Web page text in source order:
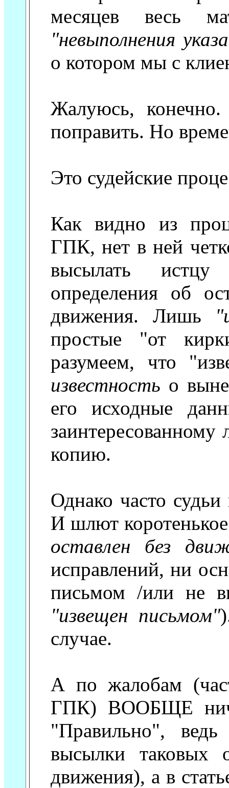
месяцев весь
"невыполнения
о котором мы с
Жалуюсь, конечно.
поправить. Но
Это судейские
Как видно из
ГПК, нет в ней
высылать
определения об
движения. Лишь
простые "от
разумеем, что
известность о
его исходные
заинтересованному
копию.
Однако часто
И шлют
оставлен без
исправлений, ни
письмом /или не
"извещен письмом"
случае.
А по жалобам
ГПК) ВООБЩЕ
"Правильно",
высылки таковых
движения), а в